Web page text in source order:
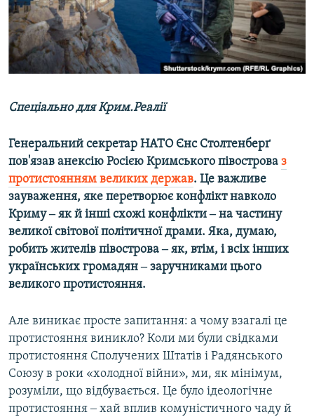
ВІДЕОУРОКИ «ELIFBE»
СВІДЧЕННЯ ОКУПАЦІЇ
УКРАЇНСЬКА ПРОБЛЕМА КРИМУ
Русский
Qırımtatar
Усі сайти RFE/RL
Спеціально для Крим.Реалії
Генеральний секретар НАТО Єнс Столтенберґ
пов'язав анексію Росією Кримського півострова з
протистоянням великих держав. Це важливе
зауваження, яке перетворює конфлікт навколо
Криму ‒ як й інші схожі конфлікти ‒ на частину
великої світової політичної драми. Яка, думаю,
робить жителів півострова ‒ як, втім, і всіх інших
українських громадян ‒ заручниками цього
великого протистояння.
Але виникає просте запитання: а чому взагалі це
протистояння виникло? Коли ми були свідками
протистояння Сполучених Штатів і Радянського
Союзу в роки «холодної війни», ми, як мінімум,
розуміли, що відбувається. Це було ідеологічне
протистояння ‒ хай вплив комуністичного чаду й